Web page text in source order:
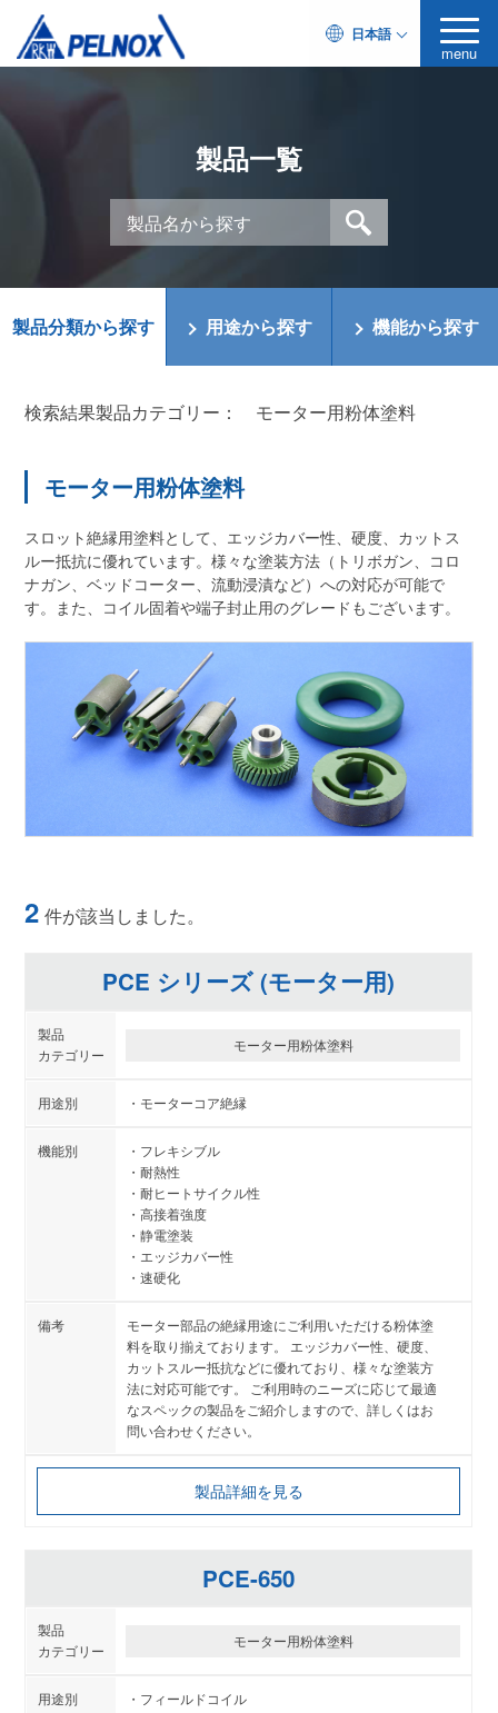
日本語
menu
製品一覧
製品分類から探す 用途から探す 機能から探す
検索結果製品カテゴリー： モーター用粉体塗料
モーター用粉体塗料
スロット絶縁用塗料として、エッジカバー性、硬度、カットス
ルー抵抗に優れています。様々な塗装方法（トリボガン、コロ
ナガン、ベッドコーター、流動浸漬など）への対応が可能で
す。また、コイル固着や端子封止用のグレードもございます。
2 件が該当しました。
PCE シリーズ (モーター用)
モーター用粉体塗料
モーターコア絶縁
フレキシブル
耐熱性
耐ヒートサイクル性
高接着強度
静電塗装
エッジカバー性
速硬化
モーター部品の絶縁用途にご利用いただける粉体塗
料を取り揃えております。 エッジカバー性、硬度、
カットスルー抵抗などに優れており、様々な塗装方
法に対応可能です。 ご利用時のニーズに応じて最適
なスペックの製品をご紹介しますので、詳しくはお
問い合わせください。
製品詳細を見る
PCE-650
モーター用粉体塗料
フィールドコイル